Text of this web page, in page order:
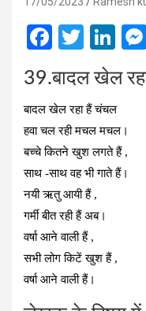
F
ce
b
o
o
k
T
wi
tt
er
Li
ke
dI
n
39.बादल खेल
बादल खेल रहा हैं चंचल
हवा चल रही मचल मचल।
बच्चे कितने खुश लगते हैं ,
साथ -साथ वह भी गाते हैं।
नयी ऋतु आयी हैं ,
गर्मी बीत रही हैं अब।
वर्षा आने वाली हैं ,
सभी लोग किटें खुश हैं ,
वर्षा आने वाली हैं।